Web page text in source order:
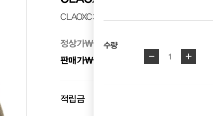
수량
- 1 +
CLAOXC3635WF6
정상가₩ 278,000
판매가₩ 222,400
적립금